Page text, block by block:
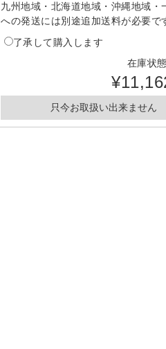
九州地域・北海道地域・沖縄地域・
への発送には別途追加送料が必要で
了承して購入します
在庫状
只今お取扱い出来ません